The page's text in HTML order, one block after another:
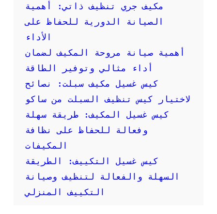
س
ب
ل
ا
ل
و
ر
ك
ي
ق
م
ت
مكيف جري تنظيف ذاتي: أهمية
الصيانة الدورية للحفاظ على
الأداء
أهمية صيانة مروحة المكيف لضمان
أداء مثالي وتوفير الطاقة
كيس غسيل مكيف سبلت: نصائح
لاختيار كيس تنظيف السبلت من ساكو
كيس غسيل المكيف: طريقة سهلة
وفعالة للحفاظ على نظافة
المكيفات
كيس غسيل التكييف: الطريقة
السهلة والفعالة لتنظيف وصيانة
التكييف المنزلي